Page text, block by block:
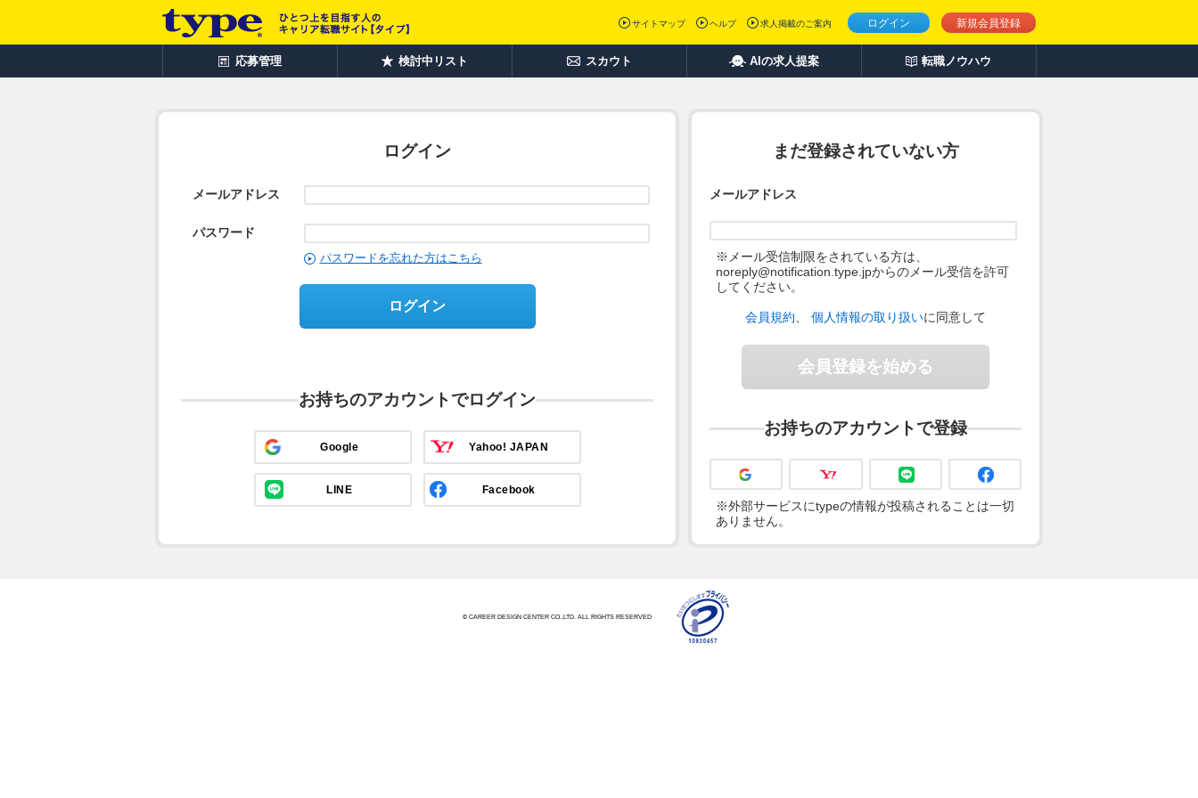
ログイン 新規会員登録
サイトマップ ヘルプ 求人掲載のご案内
応募管理 検討中リスト スカウト AIの求人提案 転職ノウハウ
ログイン
メールアドレス
パスワード
パスワードを忘れた方はこちら
ログイン
お持ちのアカウントでログイン
Google Yahoo! JAPAN
LINE Facebook
まだ登録されていない方
メールアドレス
※メール受信制限をされている方は、
noreply@notification.type.jpからのメール受信を許可
してください。
会員規約 個人情報の取り扱いに同意して
会員登録を始める
お持ちのアカウントで登録
※外部サービスにtypeの情報が投稿されることは一切
ありません。
© CAREER DESIGN CENTER CO.,LTD. ALL RIGHTS RESERVED